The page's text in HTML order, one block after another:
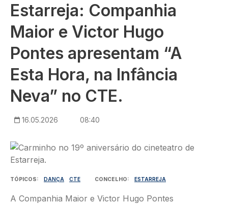
Estarreja: Companhia
Maior e Victor Hugo
Pontes apresentam “A
Esta Hora, na Infância
Neva” no CTE.
16.05.2026 08:40
Imagem
TÓPICOS DANÇA CTE CONCELHO ESTARREJA
A Companhia Maior e Victor Hugo Pontes